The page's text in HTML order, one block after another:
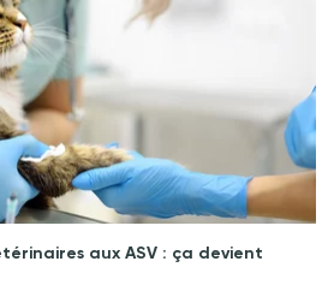
aux ASV : ça devient